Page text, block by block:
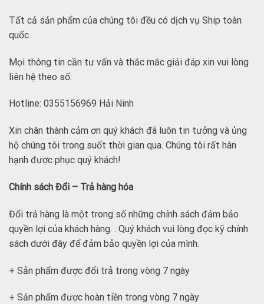
Tất cả sản phẩm của chúng tôi đều có dịch vụ Ship toàn
quốc.
Mọi thông tin cần tư vấn và thắc mắc giải đáp xin vui lòng
liên hệ theo số:
Hotline: 0355156969 Hải Ninh
Xin chân thành cảm ơn quý khách đã luôn tin tưởng và ủng
hộ chúng tôi trong suốt thời gian qua. Chúng tôi rất hân
hạnh được phục quý khách!
Chính sách Đổi – Trả hàng hóa
Đổi trả hàng là một trong số những chính sách đảm bảo
quyền lợi của khách hàng. . Quý khách vui lòng đọc kỹ chính
sách dưới đây để đảm bảo quyền lợi của mình.
+ Sản phẩm được đổi trả trong vòng 7 ngày
+ Sản phẩm được hoàn tiền trong vòng 7 ngày